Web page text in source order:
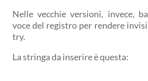
Nelle vecchie versioni, invece,
voce del registro per rendere
try.
La stringa da inserire è questa: